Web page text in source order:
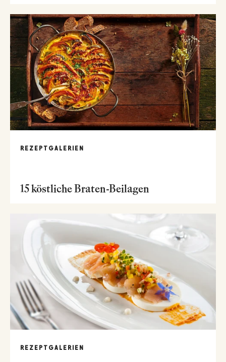
REZEPTGALERIEN
15 köstliche Braten-Beilagen
REZEPTGALERIEN